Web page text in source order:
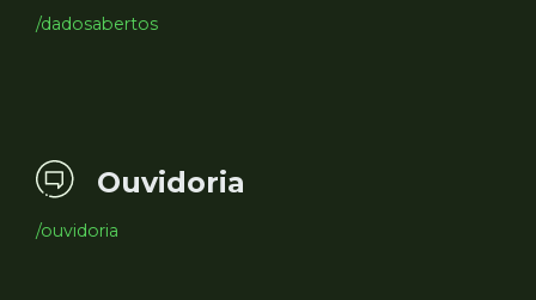
/dadosabertos
Ouvidoria
/ouvidoria